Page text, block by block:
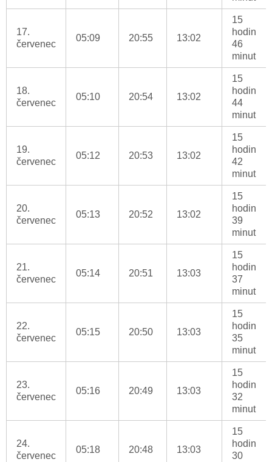
17.
červenec
05:09 20:55 13:02
15
hodin
46
minut
18.
červenec
05:10 20:54 13:02
15
hodin
44
minut
19.
červenec
05:12 20:53 13:02
15
hodin
42
minut
20.
červenec
05:13 20:52 13:02
15
hodin
39
minut
21.
červenec
05:14 20:51 13:03
15
hodin
37
minut
22.
červenec
05:15 20:50 13:03
15
hodin
35
minut
23.
červenec
05:16 20:49 13:03
15
hodin
32
minut
24.
červenec
05:18 20:48 13:03
15
hodin
30